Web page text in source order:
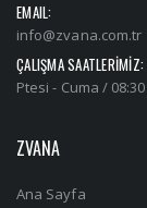
EMAIL:
info@zvana.com.tr
ÇALIŞMA SAATLERİMİZ:
Ptesi - Cuma /
ZVANA
Ana Sayfa